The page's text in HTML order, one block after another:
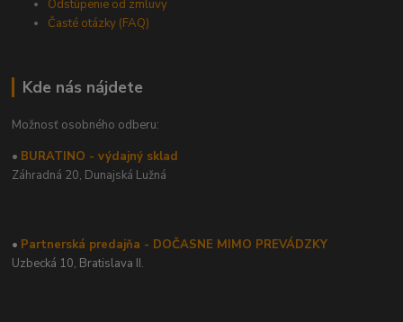
Odstúpenie od zmluvy
Časté otázky (FAQ)
Kde nás nájdete
Možnosť osobného odberu:
• BURATINO - výdajný sklad
Záhradná 20, Dunajská Lužná
• Partnerská predajňa - DOČASNE MIMO PREVÁDZKY
Uzbecká 10, Bratislava II.